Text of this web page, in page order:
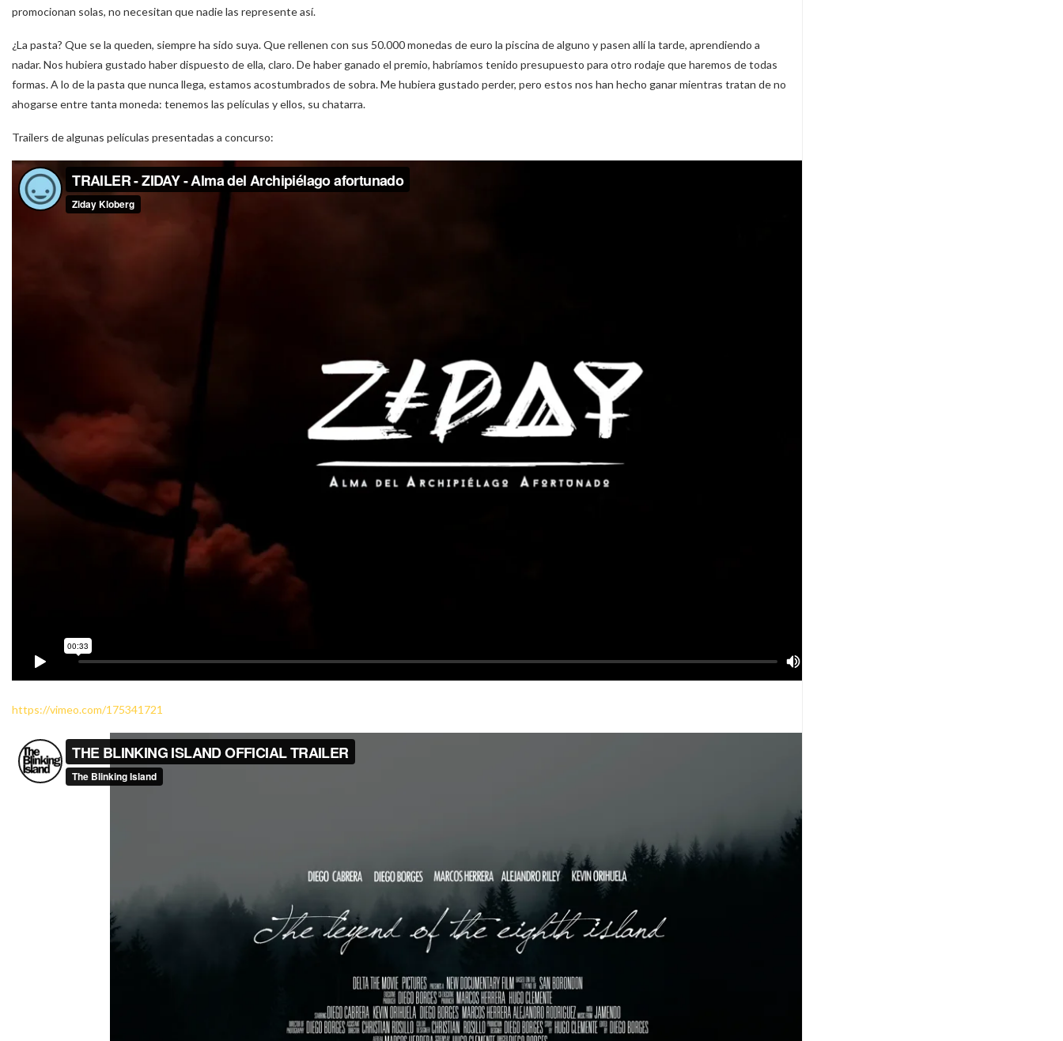
promocionan solas, no necesitan que nadie las represente así.
¿La pasta? Que se la queden, siempre ha sido suya. Que rellenen con sus 50.000 monedas de euro la piscina de alguno y pasen allí la tarde, aprendiendo a
nadar. Nos hubiera gustado haber dispuesto de ella, claro. De haber ganado el premio, habríamos tenido presupuesto para otro rodaje que haremos de todas
formas. A lo de la pasta que nunca llega, estamos acostumbrados de sobra. Me hubiera gustado perder, pero estos nos han hecho ganar mientras tratan de no
ahogarse entre tanta moneda: tenemos las películas y ellos, su chatarra.
Trailers de algunas películas presentadas a concurso:
https://vimeo.com/175341721